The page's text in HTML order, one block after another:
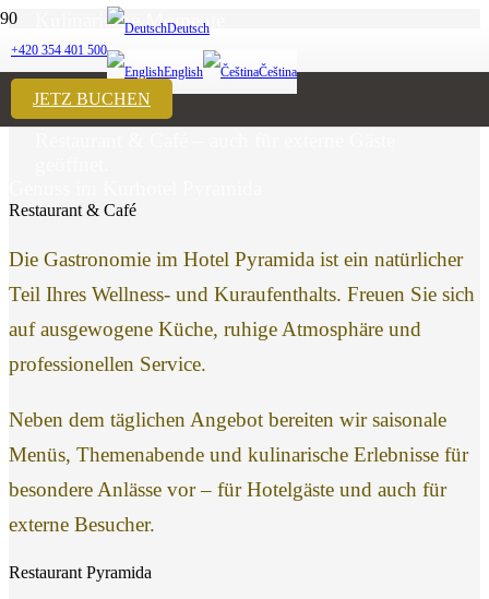
+420 354 401 500
Deutsch
English Čeština
JETZ BUCHEN
Kulinarische Momente
GASTRONOMIE
Restaurant & Café
Die Gastronomie im Hotel Pyramida ist ein natürlicher
Teil Ihres Wellness- und Kuraufenthalts. Freuen Sie sich
auf ausgewogene Küche, ruhige Atmosphäre und
professionellen Service.
Neben dem täglichen Angebot bereiten wir saisonale
Menüs, Themenabende und kulinarische Erlebnisse für
besondere Anlässe vor – für Hotelgäste und auch für
externe Besucher.
Restaurant Pyramida